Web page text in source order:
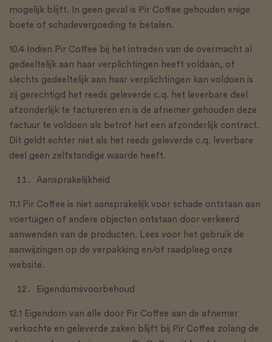
mogelijk blijft. In geen geval is Pir Coffee gehouden enige
boete of schadevergoeding te betalen.
10.4 Indien Pir Coffee bij het intreden van de overmacht al
gedeeltelijk aan haar verplichtingen heeft voldaan, of
slechts gedeeltelijk aan haar verplichtingen kan voldoen is
zij gerechtigd het reeds geleverde c.q. het leverbare deel
afzonderlijk te factureren en is de afnemer gehouden deze
factuur te voldoen als betrof het een afzonderlijk contract.
Dit geldt echter niet als het reeds geleverde c.q. leverbare
deel geen zelfstandige waarde heeft.
Aansprakelijkheid
11.1 Pir Coffee is niet aansprakelijk voor schade ontstaan aan
voertuigen of andere objecten ontstaan door verkeerd
aanwenden van de producten. Lees voor het gebruik de
aanwijzingen op de verpakking en/of raadpleeg onze
website.
Eigendomsvoorbehoud
12.1 Eigendom van alle door Pir Coffee aan de afnemer
verkochte en geleverde zaken blijft bij Pir Coffee zolang de